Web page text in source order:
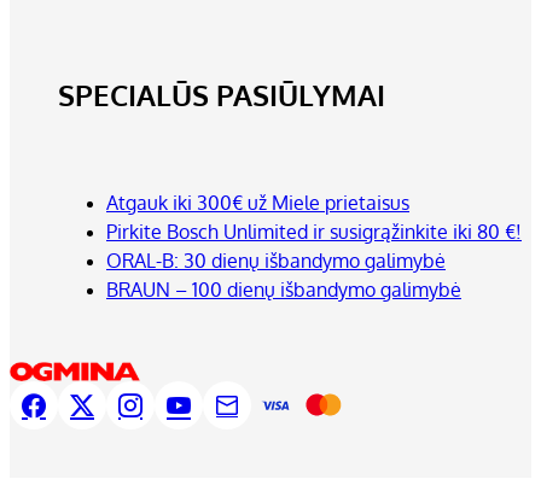
SPECIALŪS PASIŪLYMAI
Atgauk iki 300€ už Miele prietaisus
Pirkite Bosch Unlimited ir susigrąžinkite iki 80 €!
ORAL-B: 30 dienų išbandymo galimybė
BRAUN – 100 dienų išbandymo galimybė